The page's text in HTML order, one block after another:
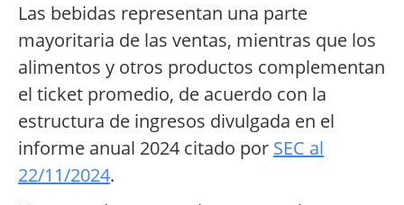
Las bebidas representan una parte
mayoritaria de las ventas, mientras que los
alimentos y otros productos complementan
el ticket promedio, de acuerdo con la
estructura de ingresos divulgada en el
informe anual 2024 citado por SEC al
22/11/2024.